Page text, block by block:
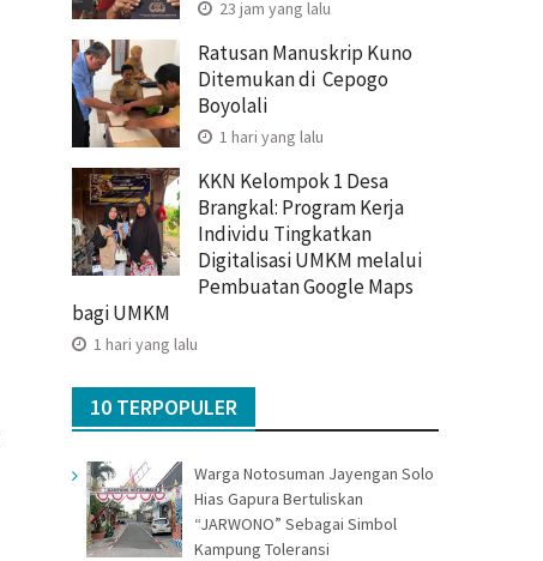
23 jam yang lalu
Ratusan Manuskrip Kuno
Ditemukan di Cepogo
Boyolali
1 hari yang lalu
KKN Kelompok 1 Desa
Brangkal: Program Kerja
Individu Tingkatkan
Digitalisasi UMKM melalui
Pembuatan Google Maps
bagi UMKM
1 hari yang lalu
10 TERPOPULER
Warga Notosuman Jayengan Solo
Hias Gapura Bertuliskan
“JARWONO” Sebagai Simbol
Kampung Toleransi